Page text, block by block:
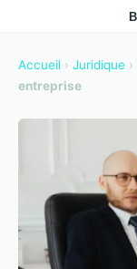
Accueil › Juridique ›
entreprise